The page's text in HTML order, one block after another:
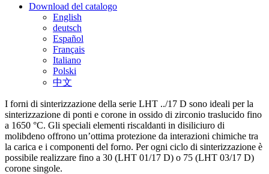
Download del catalogo
English
deutsch
Español
Français
Italiano
Polski
中文
I forni di sinterizzazione della serie LHT ../17 D sono ideali per la
sinterizzazione di ponti e corone in ossido di zirconio traslucido fino
a 1650 °C. Gli speciali elementi riscaldanti in disiliciuro di
molibdeno offrono un’ottima protezione da interazioni chimiche tra
la carica e i componenti del forno. Per ogni ciclo di sinterizzazione è
possibile realizzare fino a 30 (LHT 01/17 D) o 75 (LHT 03/17 D)
corone singole.